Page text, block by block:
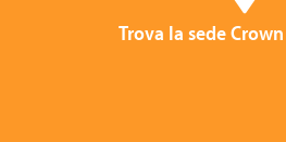
Trova la sede